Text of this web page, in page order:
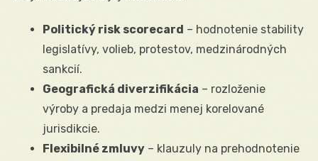
Politický risk scorecard – hodnotenie stability
legislatívy, volieb, protestov, medzinárodných
sankcií.
Geografická diverzifikácia – rozloženie
výroby a predaja medzi menej korelované
jurisdikcie.
Flexibilné zmluvy – klauzuly na prehodnotenie